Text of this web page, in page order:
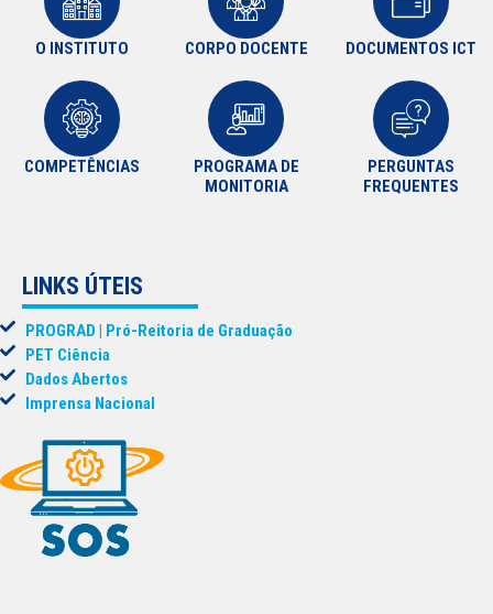
O INSTITUTO CORPO DOCENTE DOCUMENTOS ICT
COMPETÊNCIAS
PROGRAMA DE
MONITORIA
PERGUNTAS
FREQUENTES
LINKS ÚTEIS
PROGRAD | Pró-Reitoria de Graduação
PET Ciência
Dados Abertos
Imprensa Nacional